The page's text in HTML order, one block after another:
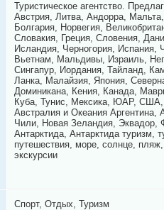
Туристическое агентство.
Австрия, Литва, Андорра,
Болгария, Норвегия,
Словакия, Греция, Словения,
Исландия, Черногория, Испания,
Вьетнам, Мальдивы, Израиль,
Сингапур, Иордания, Тайланд,
Ланка, Малайзия, Япония,
Доминикана, Кения, Канада,
Куба, Тунис, Мексика, ЮАР,
Австралия и Океания Аргентина,
Чили, Новая Зеландия, Эквадор,
Антарктида, Антарктида туризм,
путешествия, море, солнце,
экскурсии
Спорт, Отдых, Туризм